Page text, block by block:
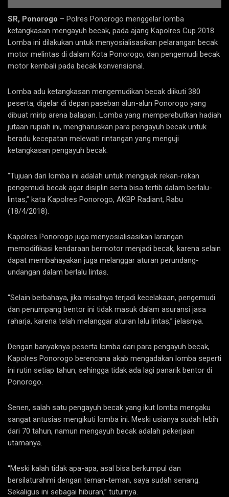
SR, Ponorogo – Polres Ponorogo menggelar lomba
ketangkasan mengayuh becak, pada ajang Kapolres Cup 2018.
Lomba ini dilakukan untuk menyosialisasikan pelarangan becak
motor melintas di dalam Kota Ponorogo, dan pengemudi becak
motor kembali pada becak konvensional.
Lomba adu ketangkasan mengemudikan becak diikuti 380
peserta, digelar di depan paseban alun-alun Ponorogo yang
dibuat mirip arena balapan. Lomba yang memperebutkan hadiah
jutaan rupiah ini, mengharuskan para pengayuh becak untuk
beradu kecepatan melewati rintangan yang menguji
ketangkasan pengayuh becak.
“Tujuan dari lomba ini adalah untuk mengajak rekan-rekan
pengemudi becak agar disiplin serta bisa tertib dalam berlalu-
lintas,” kata Kapolres Ponorogo, AKBP Radiant, Rabu
(18/4/2018).
Kapolres Ponorogo juga menyosialisasikan larangan
memodifikasi kendaraan bermotor menjadi becak, karena selain
dapat membahayakan juga melanggar aturan perundang-
undangan dalam berlalu lintas.
“Selain berbahaya, jika misalnya terjadi kecelakaan, pengemudi
dan penumpang bentor ini tidak masuk dalam asuransi jasa
raharja, karena telah melanggar aturan lalu lintas,” jelasnya.
Dengan banyaknya peserta lomba dari para pengayuh becak,
Kapolres Ponorogo berencana akab mengadakan lomba seperti
ini rutin setiap tahun, sehingga tidak ada lagi panarik bentor di
Ponorogo.
Senen, salah satu pengayuh becak yang ikut lomba mengaku
sangat antusias mengikuti lomba ini. Meski usianya sudah lebih
dari 70 tahun, namun mengayuh becak adalah pekerjaan
utamanya.
“Meski kalah tidak apa-apa, asal bisa berkumpul dan
bersilaturahmi dengan teman-teman, saya sudah senang.
Sekaligus ini sebagai hiburan,” tuturnya.